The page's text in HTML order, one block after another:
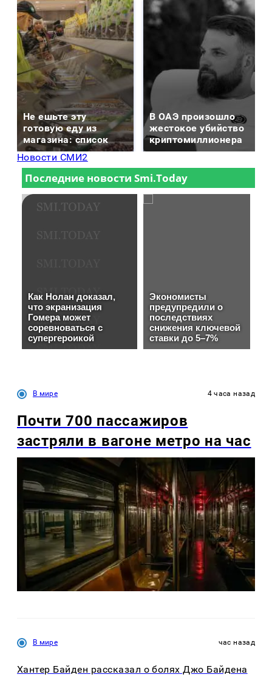
Не ешьте эту
готовую еду из
магазина: список
В ОАЭ произошло
жестокое убийство
криптомиллионера
Новости СМИ2
В мире 4 часа назад
Почти 700 пассажиров
застряли в вагоне метро на час
В мире час назад
Хантер Байден рассказал о болях Джо Байдена